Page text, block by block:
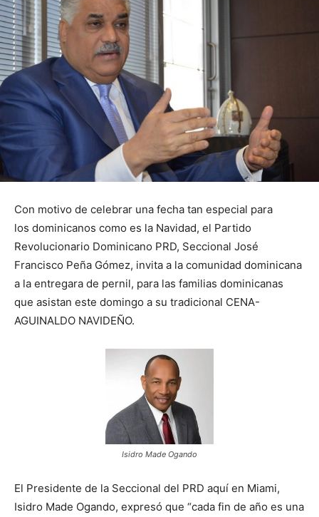
Con motivo de celebrar una fecha tan especial para
los dominicanos como es la Navidad, el Partido
Revolucionario Dominicano PRD, Seccional José
Francisco Peña Gómez, invita a la comunidad dominicana
a la entregara de pernil, para las familias dominicanas
que asistan este domingo a su tradicional CENA-
AGUINALDO NAVIDEÑO.
Isidro Made Ogando
El Presidente de la Seccional del PRD aquí en Miami,
Isidro Made Ogando, expresó que “cada fin de año es una